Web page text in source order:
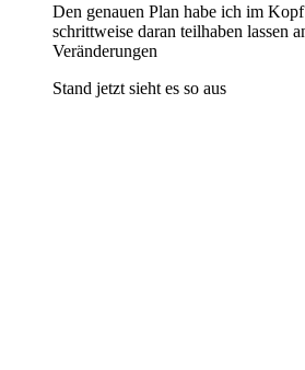
Den genauen Plan habe ich im
schrittweise daran teilhaben lassen
Veränderungen
Stand jetzt sieht es so aus